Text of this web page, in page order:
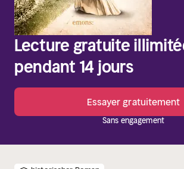
Lecture gratuite
pendant 14 jours
Essayer gratuitement
Sans engagement